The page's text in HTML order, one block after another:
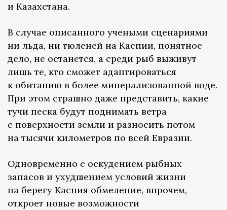
и Казахстана.
В случае описанного учеными сценариями
ни льда, ни тюленей на Каспии, понятное
дело, не останется, а среди рыб выживут
лишь те, кто сможет адаптироваться
к обитанию в более минерализованной воде.
При этом страшно даже представить, какие
тучи песка будут поднимать ветра
с поверхности земли и разносить потом
на тысячи километров по всей Евразии.
Одновременно с оскудением рыбных
запасов и ухудшением условий жизни
на берегу Каспия обмеление, впрочем,
откроет новые возможности